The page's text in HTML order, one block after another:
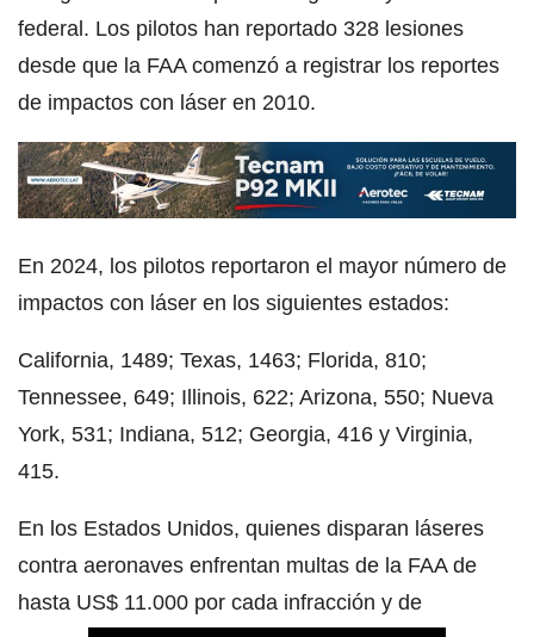
federal. Los pilotos han reportado 328 lesiones
desde que la FAA comenzó a registrar los reportes
de impactos con láser en 2010.
En 2024, los pilotos reportaron el mayor número de
impactos con láser en los siguientes estados:
California, 1489; Texas, 1463; Florida, 810;
Tennessee, 649; Illinois, 622; Arizona, 550; Nueva
York, 531; Indiana, 512; Georgia, 416 y Virginia,
415.
En los Estados Unidos, quienes disparan láseres
contra aeronaves enfrentan multas de la FAA de
hasta US$ 11.000 por cada infracción y de